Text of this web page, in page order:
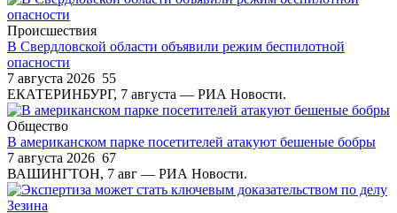
Происшествия
В Свердловской области объявили режим беспилотной
опасности
7 августа 2026 55
ЕКАТЕРИНБУРГ, 7 августа — РИА Новости.
Общество
В американском парке посетителей атакуют бешеные бобры
7 августа 2026 67
ВАШИНГТОН, 7 авг — РИА Новости.